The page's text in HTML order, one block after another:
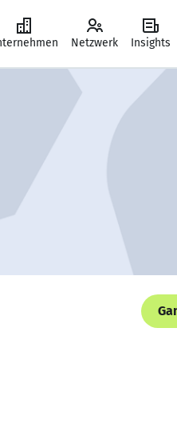
Netzwerk Insights